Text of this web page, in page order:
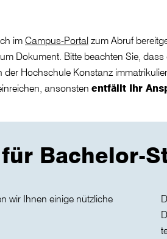
im Campus-Portal zum Abruf
Dokument. Bitte beachten Sie,
Hochschule Konstanz
ansonsten entfällt Ihr
Bachelor-
wir Ihnen einige nützliche